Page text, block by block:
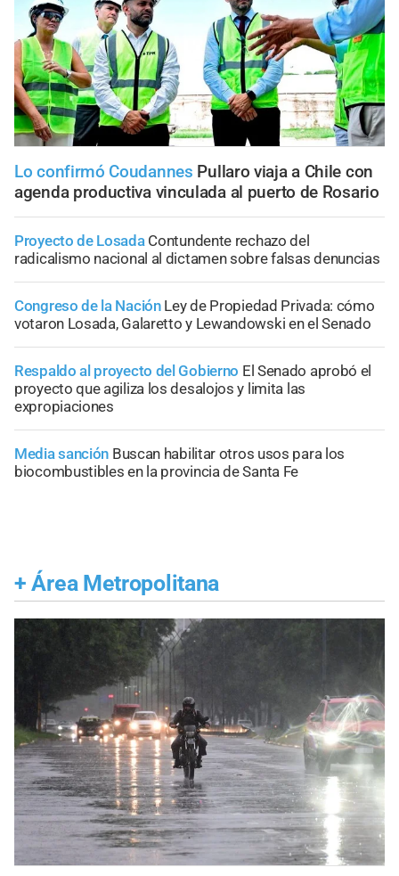
Lo confirmó Coudannes Pullaro viaja a Chile con
agenda productiva vinculada al puerto de Rosario
Proyecto de Losada Contundente rechazo del
radicalismo nacional al dictamen sobre falsas denuncias
Congreso de la Nación Ley de Propiedad Privada: cómo
votaron Losada, Galaretto y Lewandowski en el Senado
Respaldo al proyecto del Gobierno El Senado aprobó el
proyecto que agiliza los desalojos y limita las
expropiaciones
Media sanción Buscan habilitar otros usos para los
biocombustibles en la provincia de Santa Fe
+ Área Metropolitana